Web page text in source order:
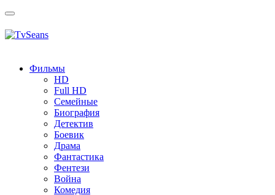
Toggle
Фильмы
HD
Full HD
Семейные
Биография
Детектив
Боевик
Драма
Фантастика
Фентези
Война
Комедия